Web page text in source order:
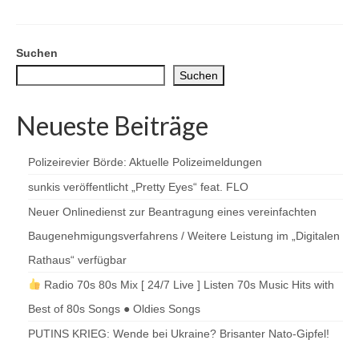
Suchen
Suchen
Neueste Beiträge
Polizeirevier Börde: Aktuelle Polizeimeldungen
sunkis veröffentlicht „Pretty Eyes“ feat. FLO
Neuer Onlinedienst zur Beantragung eines vereinfachten
Baugenehmigungsverfahrens / Weitere Leistung im „Digitalen
Rathaus“ verfügbar
Radio 70s 80s Mix [ 24/7 Live ] Listen 70s Music Hits with
Best of 80s Songs ● Oldies Songs
PUTINS KRIEG: Wende bei Ukraine? Brisanter Nato-Gipfel!